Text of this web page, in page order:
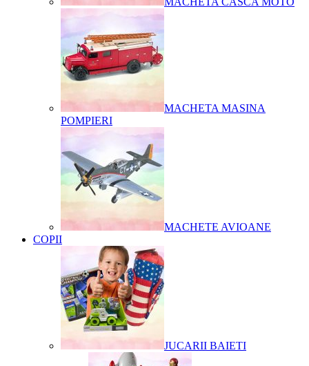
MACHETA MASINA
POMPIERI
MACHETE AVIOANE
COPII
JUCARII BAIETI